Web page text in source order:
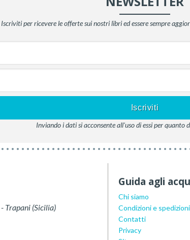
Iscriviti per ricevere le offerte sui nostri libri ed essere sempre
Inviando i dati si acconsente all'uso di essi per quanto
- Trapani (Sicilia)
Guida agli
Chi siamo
Condizioni e spedizioni
Contatti
Privacy